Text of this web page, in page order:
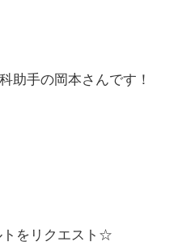
助手の岡本さんです！
トをリクエスト☆